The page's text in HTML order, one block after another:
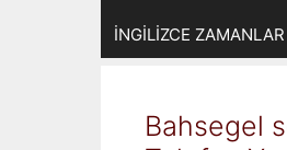
İNGİLİZCE ZAMANLAR
Bahsegel